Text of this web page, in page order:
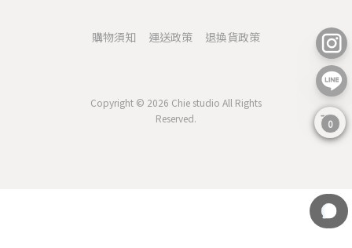
購物須知 運送政策 退換貨政策
Copyright © 2026 Chie studio All Rights
Reserved.
0